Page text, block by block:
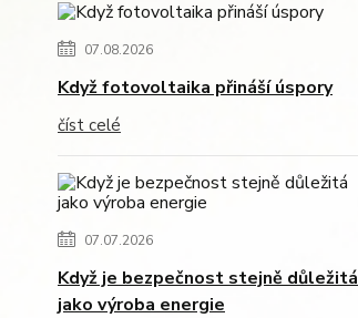
07.08.2026
Když fotovoltaika přináší úspory
číst celé
07.07.2026
Když je bezpečnost stejně důležitá
jako výroba energie